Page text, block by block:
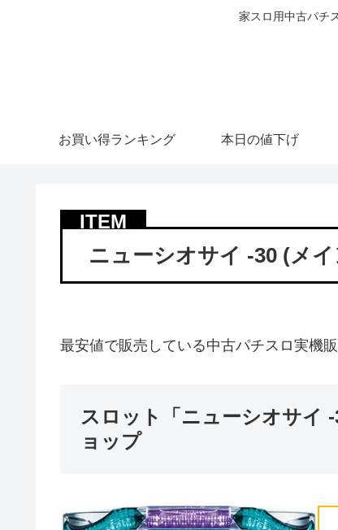
家スロ用中古パチ
お買い得ランキング 本日の値下げ
ニューシオサイ -30 (メ
最安値で販売している中古パチスロ実機
スロット「ニューシオサイ
ョップ